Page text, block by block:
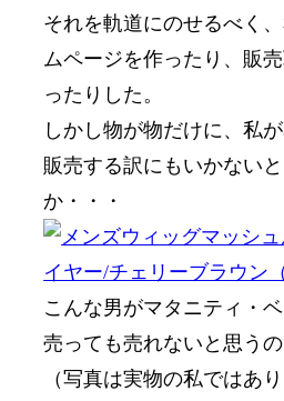
それを軌道にのせるべく
ムページを作ったり、販
ったりした。
しかし物が物だけに、私
販売する訳にもいかないと
か・・・
こんな男がマタニティ・
売っても売れないと思うの
（写真は実物の私ではあ